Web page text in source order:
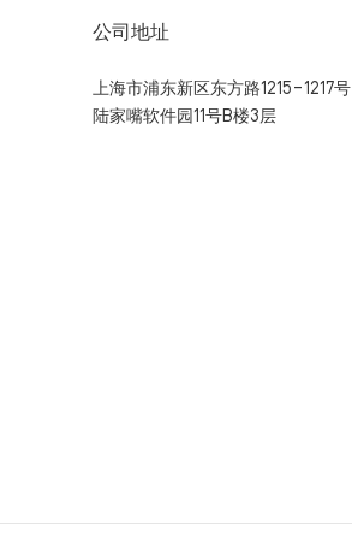
公司地址
上海市浦东新区东方路1215-1217号
陆家嘴软件园11号B楼3层